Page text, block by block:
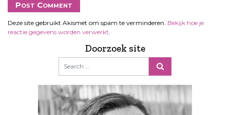
Deze site gebruikt Akismet om spam te verminderen. Bekijk hoe je
reactie gegevens worden verwerkt
Doorzoek site